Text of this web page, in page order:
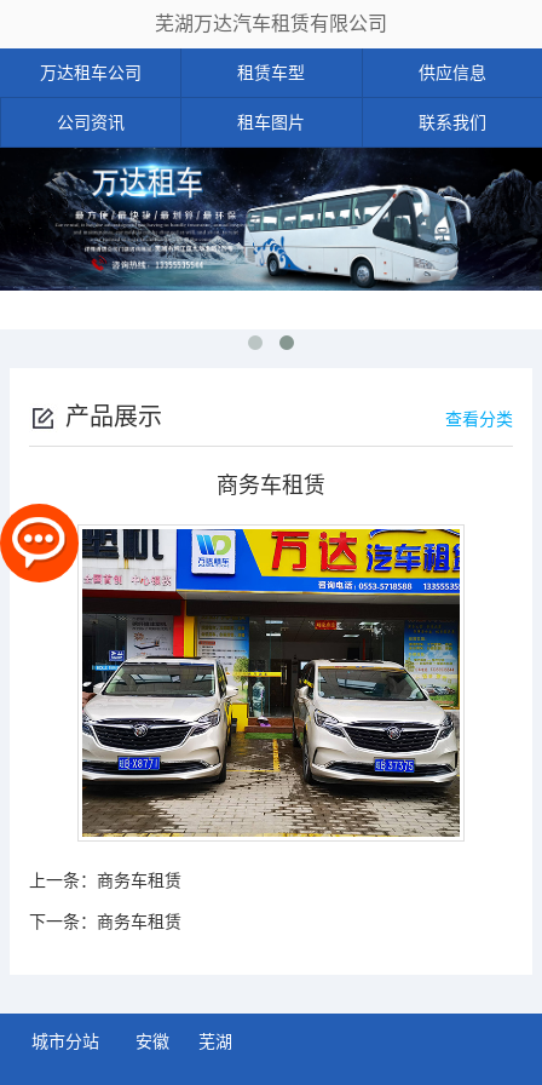
芜湖万达汽车租赁有限公司
万达租车公司 租赁车型 供应信息
公司资讯 租车图片 联系我们
产品展示 查看分类
商务车租赁
上一条： 商务车租赁
下一条： 商务车租赁
城市分站 安徽 芜湖